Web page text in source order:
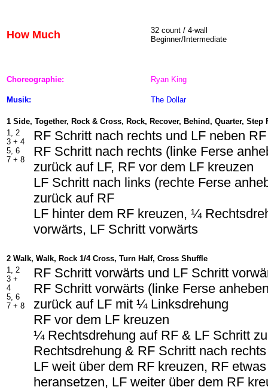
How Much
32 count / 4-wall
Beginner/Intermediate
Choreographie: Ryan King
Musik: The Dollar
1 Side, Together, Rock & Cross, Rock, Recover, Behind, Quarter, Step
1, 2
3 + 4
5, 6
7 + 8
RF Schritt nach rechts und LF neben
RF Schritt nach rechts (linke Ferse
zurück auf LF, RF vor dem LF kreuzen
LF Schritt nach links (rechte Ferse
zurück auf RF
LF hinter dem RF kreuzen, ¼
vorwärts, LF Schritt vorwärts
2 Walk, Walk, Rock 1/4 Cross, Turn Half, Cross Shuffle
1, 2
3 +
4
5, 6
7 + 8
RF Schritt vorwärts und LF Schritt
RF Schritt vorwärts (linke Ferse
zurück auf LF mit ¼ Linksdrehung
RF vor dem LF kreuzen
¼ Rechtsdrehung auf RF & LF Schritt
Rechtsdrehung & RF Schritt nach rechts
LF weit über dem RF kreuzen, RF
heransetzen, LF weiter über dem RF